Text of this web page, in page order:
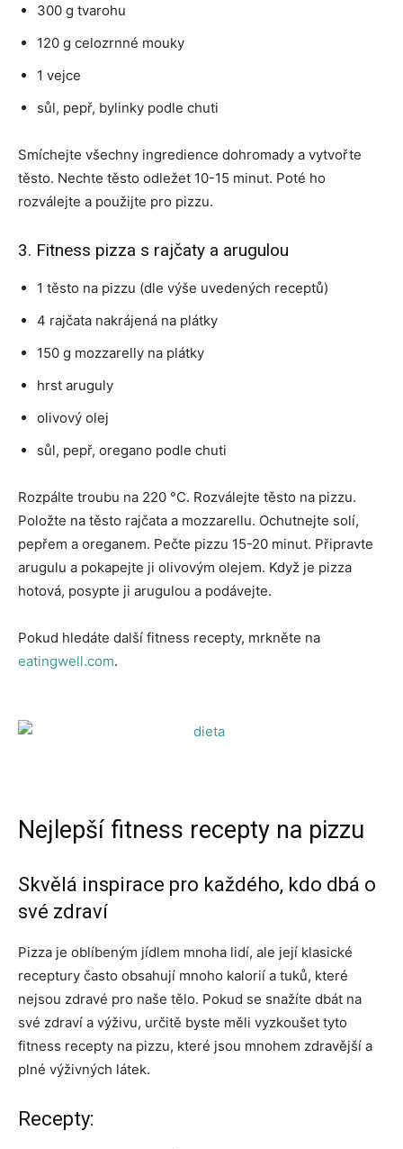
300 g tvarohu
120 g celozrnné mouky
1 vejce
sůl, pepř, bylinky podle chuti
Smíchejte všechny ingredience dohromady a vytvořte
těsto. Nechte těsto odležet 10-15 minut. Poté ho
rozválejte a použijte pro pizzu.
3. Fitness pizza s rajčaty a arugulou
1 těsto na pizzu (dle výše uvedených receptů)
4 rajčata nakrájená na plátky
150 g mozzarelly na plátky
hrst aruguly
olivový olej
sůl, pepř, oregano podle chuti
Rozpálte troubu na 220 °C. Rozválejte těsto na pizzu.
Položte na těsto rajčata a mozzarellu. Ochutnejte solí,
pepřem a oreganem. Pečte pizzu 15-20 minut. Připravte
arugulu a pokapejte ji olivovým olejem. Když je pizza
hotová, posypte ji arugulou a podávejte.
Pokud hledáte další fitness recepty, mrkněte na
eatingwell.com.
Nejlepší fitness recepty na pizzu
Skvělá inspirace pro každého, kdo dbá o
své zdraví
Pizza je oblíbeným jídlem mnoha lidí, ale její klasické
receptury často obsahují mnoho kalorií a tuků, které
nejsou zdravé pro naše tělo. Pokud se snažíte dbát na
své zdraví a výživu, určitě byste měli vyzkoušet tyto
fitness recepty na pizzu, které jsou mnohem zdravější a
plné výživných látek.
Recepty: